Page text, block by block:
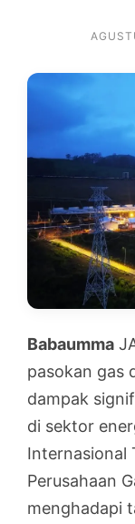
Babaumma
pasokan gas
dampak
di sektor
Internasional
Perusahaan
menghadapi